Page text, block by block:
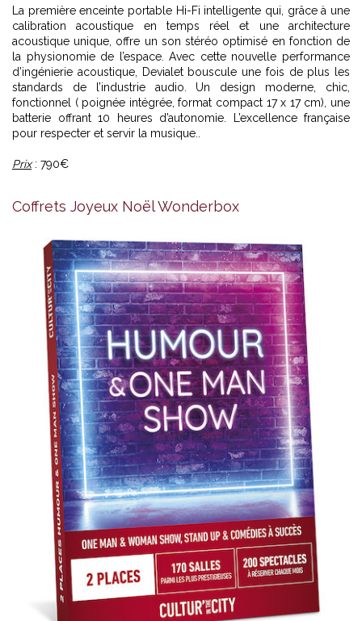
La première enceinte portable Hi-Fi intelligente qui, grâce à une
calibration acoustique en temps réel et une architecture
acoustique unique, offre un son stéréo optimisé en fonction de
la physionomie de l’espace. Avec cette nouvelle performance
d’ingénierie acoustique, Devialet bouscule une fois de plus les
standards de l’industrie audio. Un design moderne, chic,
fonctionnel ( poignée intégrée, format compact 17 x 17 cm), une
batterie offrant 10 heures d’autonomie. L’excellence française
pour respecter et servir la musique..
Prix: 790€
Coffrets Joyeux Noël Wonderbox